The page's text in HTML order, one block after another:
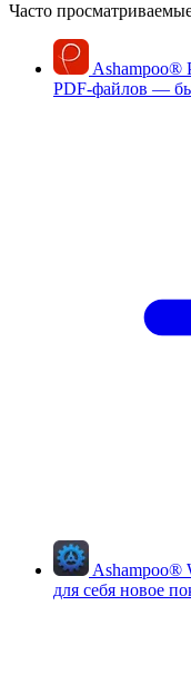
Часто
Ashampoo®
PDF-файлов —
Ashampoo®
для себя новое